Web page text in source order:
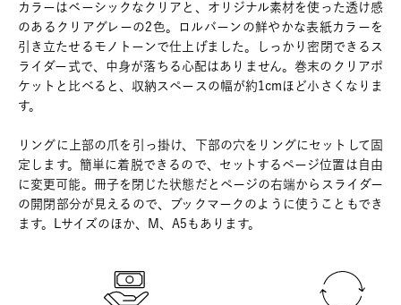
カラーはベーシックなクリアと、オリジナル素材を使った透け感
のあるクリアグレーの2色。ロルバーンの鮮やかな表紙カラーを
引き立たせるモノトーンで仕上げました。しっかり密閉できるス
ライダー式で、中身が落ちる心配はありません。巻末のクリアポ
ケットと比べると、収納スペースの幅が約1cmほど小さくなりま
す。
リングに上部の爪を引っ掛け、下部の穴をリングにセットして固
定します。簡単に着脱できるので、セットするページ位置は自由
に変更可能。冊子を閉じた状態だとページの右端からスライダー
の開閉部分が見えるので、ブックマークのように使うこともでき
ます。Lサイズのほか、M、A5もあります。